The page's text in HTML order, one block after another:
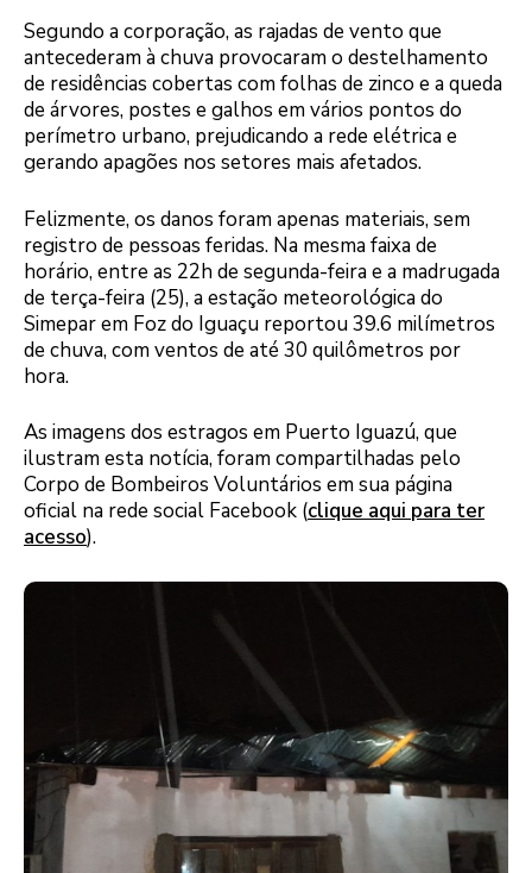
Segundo a corporação, as rajadas de vento que
antecederam à chuva provocaram o destelhamento
de residências cobertas com folhas de zinco e a queda
de árvores, postes e galhos em vários pontos do
perímetro urbano, prejudicando a rede elétrica e
gerando apagões nos setores mais afetados.
Felizmente, os danos foram apenas materiais, sem
registro de pessoas feridas. Na mesma faixa de
horário, entre as 22h de segunda-feira e a madrugada
de terça-feira (25), a estação meteorológica do
Simepar em Foz do Iguaçu reportou 39.6 milímetros
de chuva, com ventos de até 30 quilômetros por
hora.
As imagens dos estragos em Puerto Iguazú, que
ilustram esta notícia, foram compartilhadas pelo
Corpo de Bombeiros Voluntários em sua página
oficial na rede social Facebook (clique aqui para ter
acesso).